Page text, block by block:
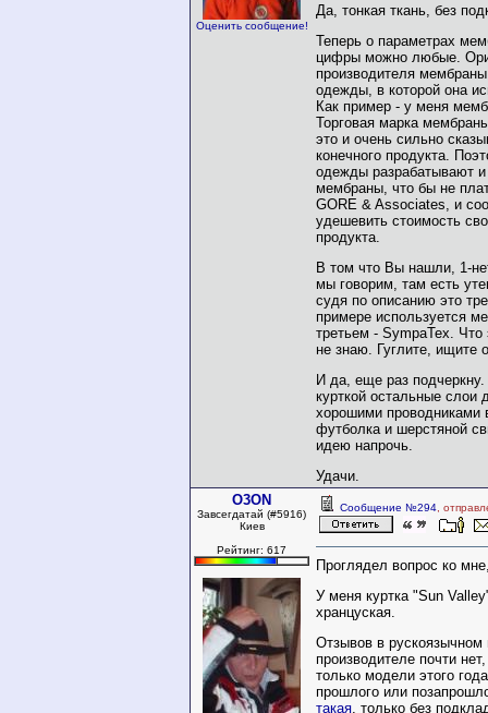
Оценить сообщение!
Да, тонкая ткань, без
Теперь о параметрах
цифры можно любые.
производителя
одежды, в которой она
Как пример - у меня
Торговая марка
это и очень сильно
конечного продукта.
одежды разрабатывают
мембраны, что бы не
GORE & Associates, и
удешевить стоимость
продукта.
В том что Вы нашли, 1-
мы говорим, там есть
судя по описанию это
примере используется
третьем - SympaTex. Что
не знаю. Гуглите, ищите
И да, еще раз
курткой остальные слои
хорошими проводниками
футболка и шерстяной
идею напрочь.
Удачи.
O3ON
Завсегдатай (#5916)
Киев
Рейтинг: 617
Сообщение №294 ,
Проглядел вопрос ко
У меня куртка "Sun
хранцуская.
Отзывов в рускоязычном
производителе почти
только модели этого
прошлого или
такая, только без